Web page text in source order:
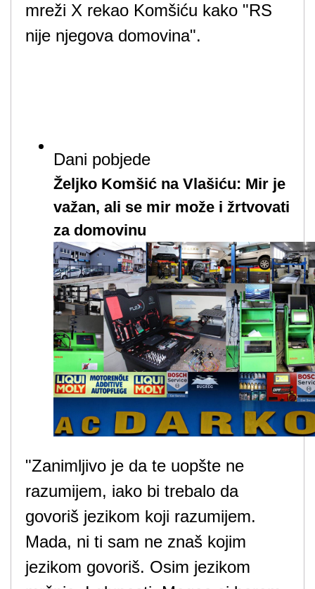
mreži X rekao Komšiću kako "RS
nije njegova domovina".
Dani pobjede
Željko Komšić na Vlašiću: Mir je
važan, ali se mir može i žrtvovati
za domovinu
"Zanimljivo je da te uopšte ne
razumijem, iako bi trebalo da
govoriš jezikom koji razumijem.
Mada, ni ti sam ne znaš kojim
jezikom govoriš. Osim jezikom